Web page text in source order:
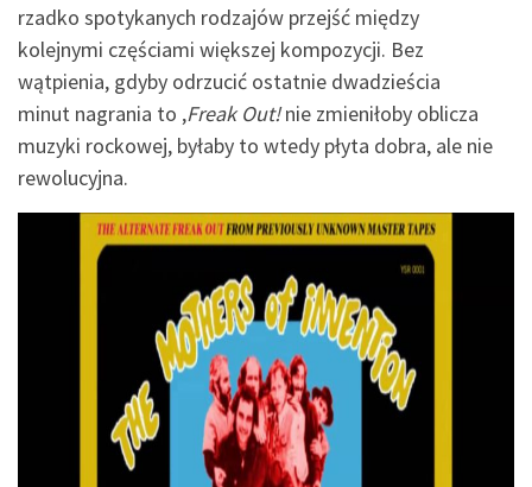
rzadko spotykanych rodzajów przejść między
kolejnymi częściami większej kompozycji. Bez
wątpienia, gdyby odrzucić ostatnie dwadzieścia
minut nagrania to ,Freak Out!nie zmieniłoby oblicza
muzyki rockowej, byłaby to wtedy płyta dobra, ale nie
rewolucyjna.